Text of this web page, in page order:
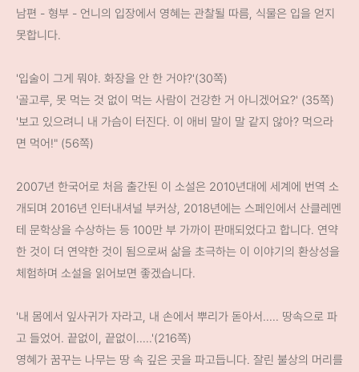
남편 - 형부 - 언니의 입장에서 영혜는 관찰될 따름, 식물은 입을 얻지
못합니다.
'입술이 그게 뭐야. 화장을 안 한 거야?'(30쪽)
'골고루, 못 먹는 것 없이 먹는 사람이 건강한 거 아니겠어요?' (35쪽)
'보고 있으려니 내 가슴이 터진다. 이 애비 말이 말 같지 않아? 먹으라
면 먹어!" (56쪽)
2007년 한국어로 처음 출간된 이 소설은 2010년대에 세계에 번역 소
개되며 2016년 인터내셔널 부커상, 2018년에는 스페인에서 산클레멘
테 문학상을 수상하는 등 100만 부 가까이 판매되었다고 합니다. 연약
한 것이 더 연약한 것이 됨으로써 삶을 초극하는 이 이야기의 환상성을
체험하며 소설을 읽어보면 좋겠습니다.
'내 몸에서 잎사귀가 자라고, 내 손에서 뿌리가 돋아서..... 땅속으로 파
고 들었어. 끝없이, 끝없이.....'(216쪽)
영혜가 꿈꾸는 나무는 땅 속 깊은 곳을 파고듭니다. 잘린 불상의 머리를